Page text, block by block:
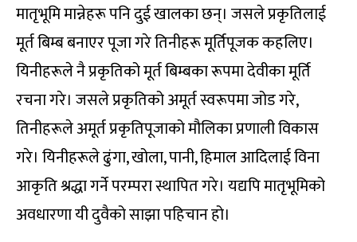
मातृभूमि मान्नेहरू पनि दुई खालका छन्। जसले प्रकृतिलाई
मूर्त बिम्ब बनाएर पूजा गरे तिनीहरू मूर्तिपूजक कहलिए।
यिनीहरूले नै प्रकृतिको मूर्त बिम्बका रूपमा देवीका मूर्ति
रचना गरे। जसले प्रकृतिको अमूर्त स्वरूपमा जोड गरे,
तिनीहरूले अमूर्त प्रकृतिपूजाको मौलिका प्रणाली विकास
गरे। यिनीहरूले ढुंगा, खोला, पानी, हिमाल आदिलाई विना
आकृति श्रद्धा गर्ने परम्परा स्थापित गरे। यद्यपि मातृभूमिको
अवधारणा यी दुवैको साझा पहिचान हो।